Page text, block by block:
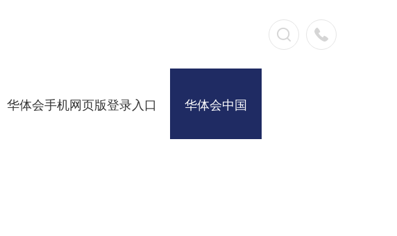
华体会手机网页版登录入口 华体会中国